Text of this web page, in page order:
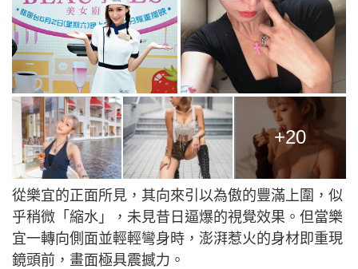
+20
從樂宜的正面所見，其向來引以為傲的豐滿上圍，似
乎稍微「縮水」，未見昔日逼爆的視覺效果。但當樂
宜一轉向側面並輕輕彎身時，澎湃惹火的身材即重現
鏡頭前，畫面極具震撼力。